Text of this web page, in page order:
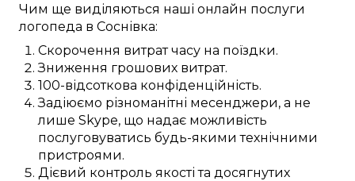
Чим ще виділяються наші онлайн послуги
логопеда в Соснівка:
Скорочення витрат часу на поїздки.
Зниження грошових витрат.
100-відсоткова конфіденційність.
Задіюємо різноманітні месенджери, а не
лише Skype, що надає можливість
послуговуватись будь-якимитехнічними
пристроями.
Дієвий контроль якості та досягнутих